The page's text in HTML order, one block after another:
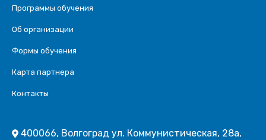
Программы обучения
Об организации
Формы обучения
Карта партнера
Контакты
400066, Волгоград ул. Коммунистическая, 28а,